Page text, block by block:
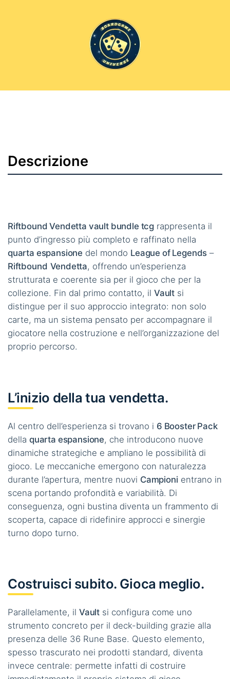
Descrizione
Riftbound Vendetta vault bundle tcg rappresenta il
punto d’ingresso più completo e raffinato nella
quarta espansione del mondo League of Legends –
Riftbound Vendetta, offrendo un’esperienza
strutturata e coerente sia per il gioco che per la
collezione. Fin dal primo contatto, il Vault si
distingue per il suo approccio integrato: non solo
carte, ma un sistema pensato per accompagnare il
giocatore nella costruzione e nell’organizzazione del
proprio percorso.
L’inizio della tua vendetta.
Al centro dell’esperienza si trovano i 6 Booster Pack
della quarta espansione, che introducono nuove
dinamiche strategiche e ampliano le possibilità di
gioco. Le meccaniche emergono con naturalezza
durante l’apertura, mentre nuovi Campioni entrano in
scena portando profondità e variabilità. Di
conseguenza, ogni bustina diventa un frammento di
scoperta, capace di ridefinire approcci e sinergie
turno dopo turno.
Costruisci subito. Gioca meglio.
Parallelamente, il Vault si configura come uno
strumento concreto per il deck-building grazie alla
presenza delle 36 Rune Base. Questo elemento,
spesso trascurato nei prodotti standard, diventa
invece centrale: permette infatti di costruire